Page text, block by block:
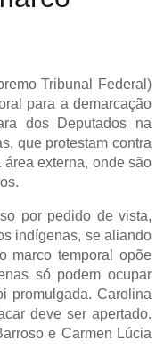
Tribunal Federal)
para a demarcação
dos Deputados na
que protestam contra
externa, onde são
por pedido de vista,
indígenas, se aliando
marco temporal opõe
só podem ocupar
promulgada. Carolina
deve ser apertado.
e Carmen Lúcia